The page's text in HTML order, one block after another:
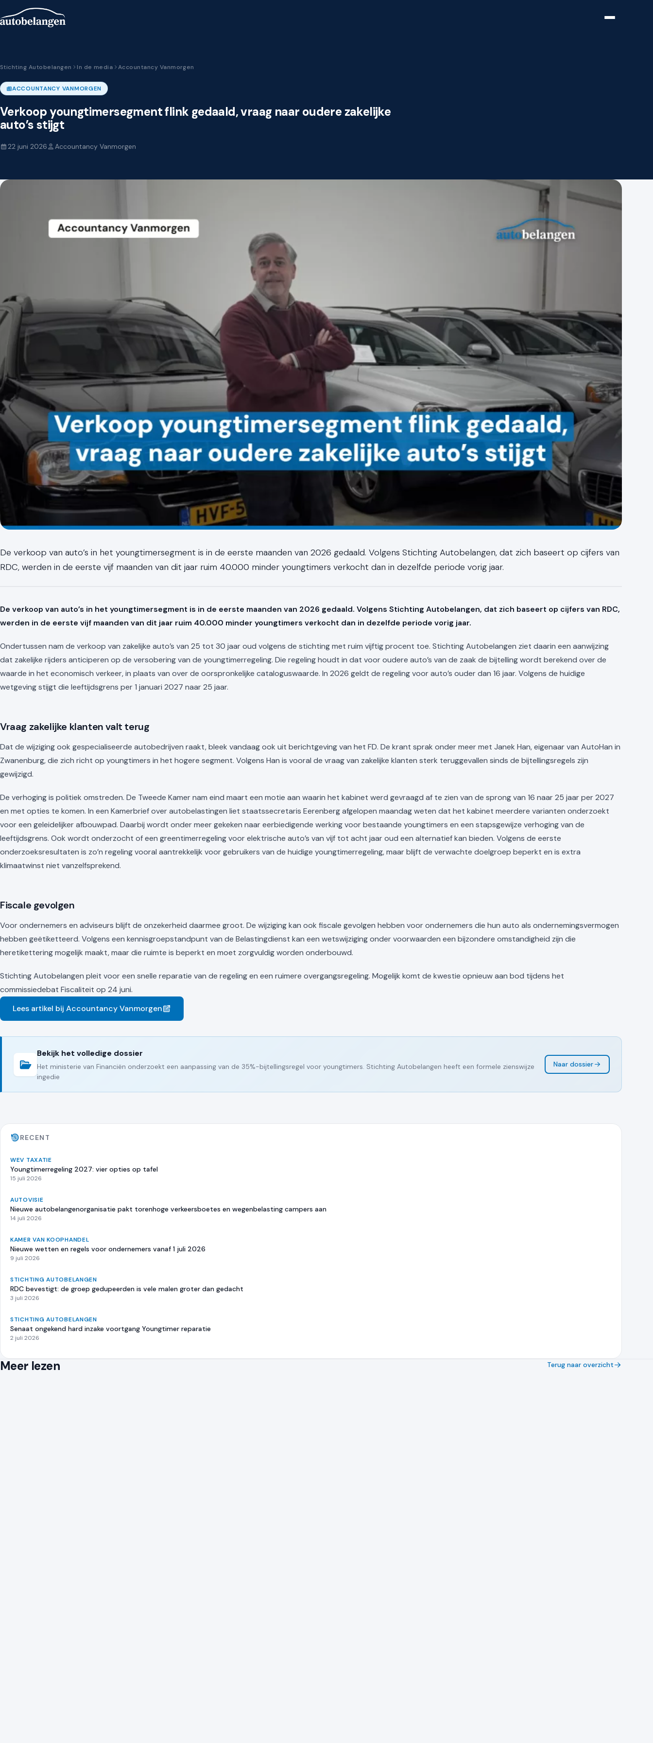
Stichting Autobelangen In de media Accountancy Vanmorgen
ACCOUNTANCY VANMORGEN
Verkoop youngtimersegment flink gedaald, vraag naar oudere zakelijke
auto’s stijgt
22 juni 2026 Accountancy Vanmorgen
De verkoop van auto’s in het youngtimersegment is in de eerste maanden van 2026 gedaald. Volgens Stichting Autobelangen, dat zich baseert op cijfers van
RDC, werden in de eerste vijf maanden van dit jaar ruim 40.000 minder youngtimers verkocht dan in dezelfde periode vorig jaar.
De verkoop van auto’s in het youngtimersegment is in de eerste maanden van 2026 gedaald. Volgens Stichting Autobelangen, dat zich baseert op cijfers van RDC,
werden in de eerste vijf maanden van dit jaar ruim 40.000 minder youngtimers verkocht dan in dezelfde periode vorig jaar.
Ondertussen nam de verkoop van zakelijke auto’s van 25 tot 30 jaar oud volgens de stichting met ruim vijftig procent toe. Stichting Autobelangen ziet daarin een aanwijzing
dat zakelijke rijders anticiperen op de versobering van de youngtimerregeling. Die regeling houdt in dat voor oudere auto’s van de zaak de bijtelling wordt berekend over de
waarde in het economisch verkeer, in plaats van over de oorspronkelijke cataloguswaarde. In 2026 geldt de regeling voor auto’s ouder dan 16 jaar. Volgens de huidige
wetgeving stijgt die leeftijdsgrens per 1 januari 2027 naar 25 jaar.
Vraag zakelijke klanten valt terug
Dat de wijziging ook gespecialiseerde autobedrijven raakt, bleek vandaag ook uit berichtgeving van het FD. De krant sprak onder meer met Janek Han, eigenaar van AutoHan in
Zwanenburg, die zich richt op youngtimers in het hogere segment. Volgens Han is vooral de vraag van zakelijke klanten sterk teruggevallen sinds de bijtellingsregels zijn
gewijzigd.
De verhoging is politiek omstreden. De Tweede Kamer nam eind maart een motie aan waarin het kabinet werd gevraagd af te zien van de sprong van 16 naar 25 jaar per 2027
en met opties te komen. In een Kamerbrief over autobelastingen liet staatssecretaris Eerenberg afgelopen maandag weten dat het kabinet meerdere varianten onderzoekt
voor een geleidelijker afbouwpad. Daarbij wordt onder meer gekeken naar eerbiedigende werking voor bestaande youngtimers en een stapsgewijze verhoging van de
leeftijdsgrens. Ook wordt onderzocht of een greentimerregeling voor elektrische auto’s van vijf tot acht jaar oud een alternatief kan bieden. Volgens de eerste
onderzoeksresultaten is zo’n regeling vooral aantrekkelijk voor gebruikers van de huidige youngtimerregeling, maar blijft de verwachte doelgroep beperkt en is extra
klimaatwinst niet vanzelfsprekend.
Fiscale gevolgen
Voor ondernemers en adviseurs blijft de onzekerheid daarmee groot. De wijziging kan ook fiscale gevolgen hebben voor ondernemers die hun auto als ondernemingsvermogen
hebben geëtiketteerd. Volgens een kennisgroepstandpunt van de Belastingdienst kan een wetswijziging onder voorwaarden een bijzondere omstandigheid zijn die
heretikettering mogelijk maakt, maar die ruimte is beperkt en moet zorgvuldig worden onderbouwd.
Stichting Autobelangen pleit voor een snelle reparatie van de regeling en een ruimere overgangsregeling. Mogelijk komt de kwestie opnieuw aan bod tijdens het
commissiedebat Fiscaliteit op 24 juni.
Lees artikel bij Accountancy Vanmorgen
Bekijk het volledige dossier
Het ministerie van Financiën onderzoekt een aanpassing van de 35%-bijtellingsregel voor youngtimers. Stichting Autobelangen heeft een formele zienswijze
ingedie
Naar dossier
RECENT
WEV TAXATIE
Youngtimerregeling 2027: vier opties op tafel
15 juli 2026
AUTOVISIE
Nieuwe autobelangenorganisatie pakt torenhoge verkeersboetes en wegenbelasting campers aan
14 juli 2026
KAMER VAN KOOPHANDEL
Nieuwe wetten en regels voor ondernemers vanaf 1 juli 2026
9 juli 2026
STICHTING AUTOBELANGEN
RDC bevestigt: de groep gedupeerden is vele malen groter dan gedacht
3 juli 2026
STICHTING AUTOBELANGEN
Senaat ongekend hard inzake voortgang Youngtimer reparatie
2 juli 2026
Meer lezen Terug naar overzicht